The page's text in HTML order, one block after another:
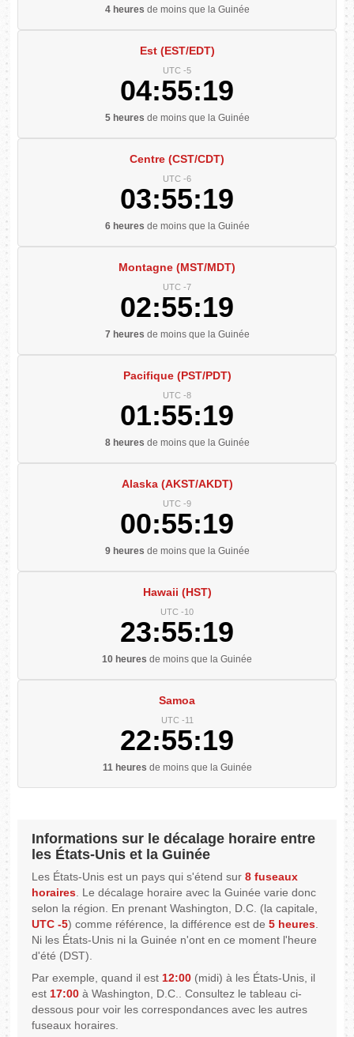
4 heures de moins que la Guinée
Est (EST/EDT)
UTC -5
04:55:20
5 heures de moins que la Guinée
Centre (CST/CDT)
UTC -6
03:55:20
6 heures de moins que la Guinée
Montagne (MST/MDT)
UTC -7
02:55:20
7 heures de moins que la Guinée
Pacifique (PST/PDT)
UTC -8
01:55:20
8 heures de moins que la Guinée
Alaska (AKST/AKDT)
UTC -9
00:55:20
9 heures de moins que la Guinée
Hawaii (HST)
UTC -10
23:55:20
10 heures de moins que la Guinée
Samoa
UTC -11
22:55:20
11 heures de moins que la Guinée
Informations sur le décalage horaire entre
les États-Unis et la Guinée
Les États-Unis est un pays qui s'étend sur8 fuseaux
horaires. Le décalage horaire avec la Guinée varie donc
selon la région. En prenant Washington, D.C. (la capitale,
UTC -5) comme référence, la différence est de5 heures.
Ni les États-Unis ni la Guinée n'ont en ce moment l'heure
d'été (DST).
Par exemple, quand il est12:00 (midi) à les États-Unis, il
est17:00 à Washington, D.C.. Consultez le tableau ci-
dessous pour voir les correspondances avec les autres
fuseaux horaires.